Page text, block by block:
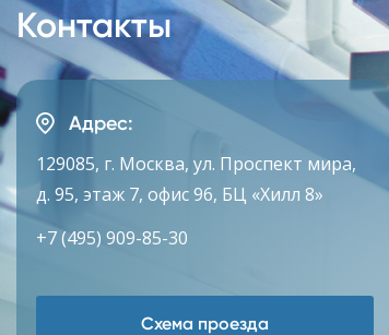
Контакты
Адрес:
129085, г. Москва, ул. Проспект мира,
д. 95, этаж 7, офис 96, БЦ «Хилл 8»
+7 (495) 909-85-30
Схема проезда